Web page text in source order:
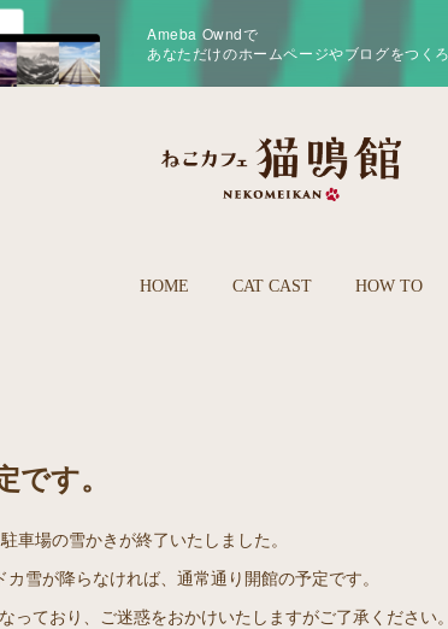
Ameba Owndで
あなただけのホームページやブログをつく
HOME CAT CAST HOW TO
です。
車場の雪かきが終了いたしました。
雪が降らなければ、通常通り開館の予定です。
っており、ご迷惑をおかけいたしますがご了承ください。